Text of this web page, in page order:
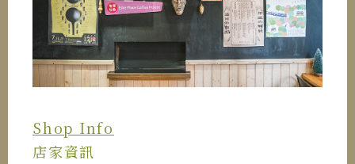
Shop Info
店家資訊